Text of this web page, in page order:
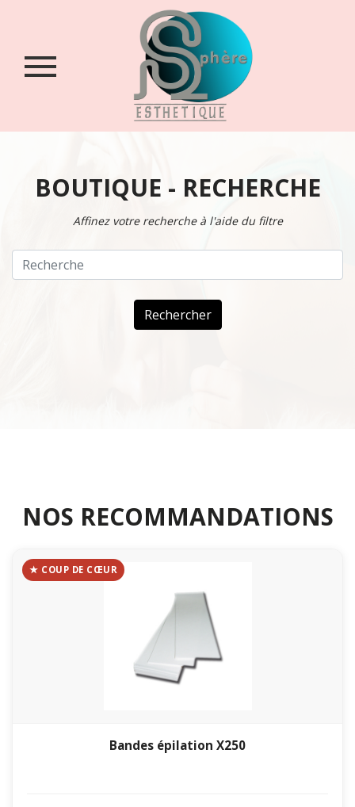
Qui
?
Contact
Inscription
BOUTIQUE - RECHERCHE
Affinez votre recherche à l'aide du filtre
Rechercher
NOS RECOMMANDATIONS
★ COUP DE CŒUR
Bandes épilation X250